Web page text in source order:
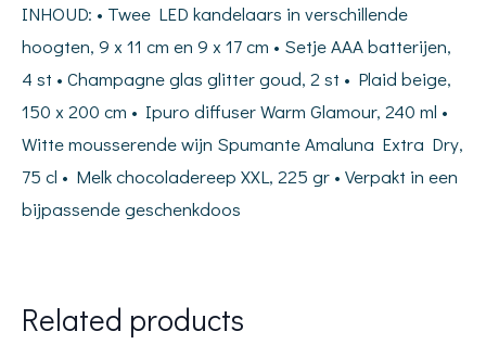
INHOUD: • Twee LED kandelaars in verschillende
hoogten, 9 x 11 cm en 9 x 17 cm • Setje AAA batterijen,
4 st • Champagne glas glitter goud, 2 st • Plaid beige,
150 x 200 cm • Ipuro diffuser Warm Glamour, 240 ml •
Witte mousserende wijn Spumante Amaluna Extra Dry,
75 cl • Melk chocoladereep XXL, 225 gr • Verpakt in een
bijpassende geschenkdoos
Related products